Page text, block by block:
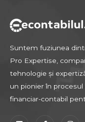
Suntem fuziunea
Pro Expertise,
tehnologie și
un pionier în
financiar-contabil